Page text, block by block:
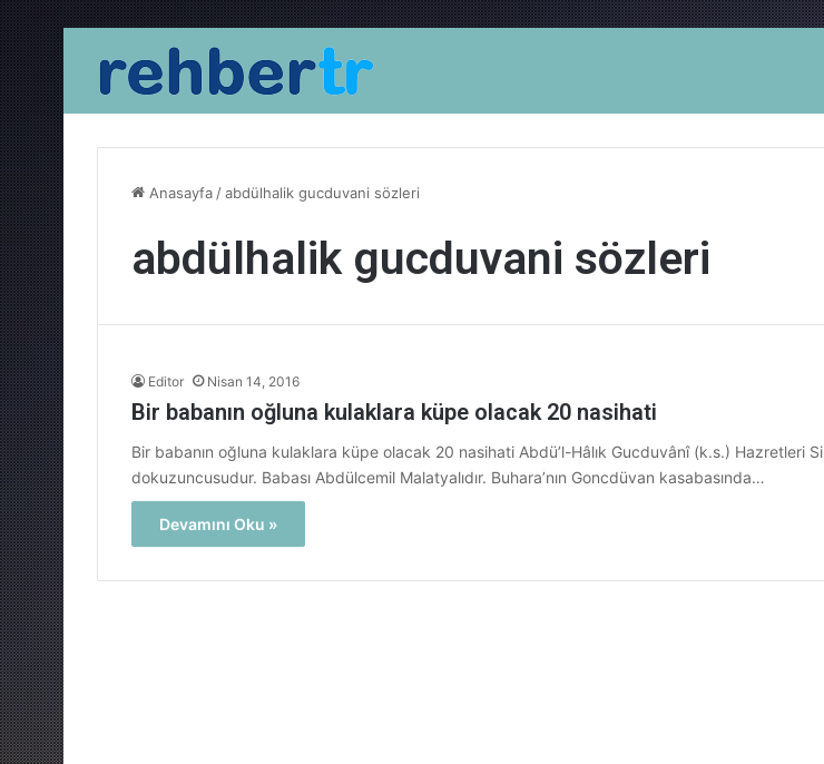
Anasayfa /abdülhalik gucduvani sözleri
abdülhalik gucduvani sözleri
Editor Nisan 14, 2016
Bir babanın oğluna kulaklara küpe olacak 20 nasihati
Bir babanın oğluna kulaklara küpe olacak 20 nasihati Abdü’l-Hâlık Gucduvânî (k.s.) Hazretleri
dokuzuncusudur. Babası Abdülcemil Malatyalıdır. Buhara’nın Goncdüvan kasabasında…
Devamını Oku »